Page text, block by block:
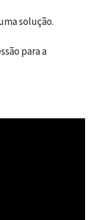
solução.
para a